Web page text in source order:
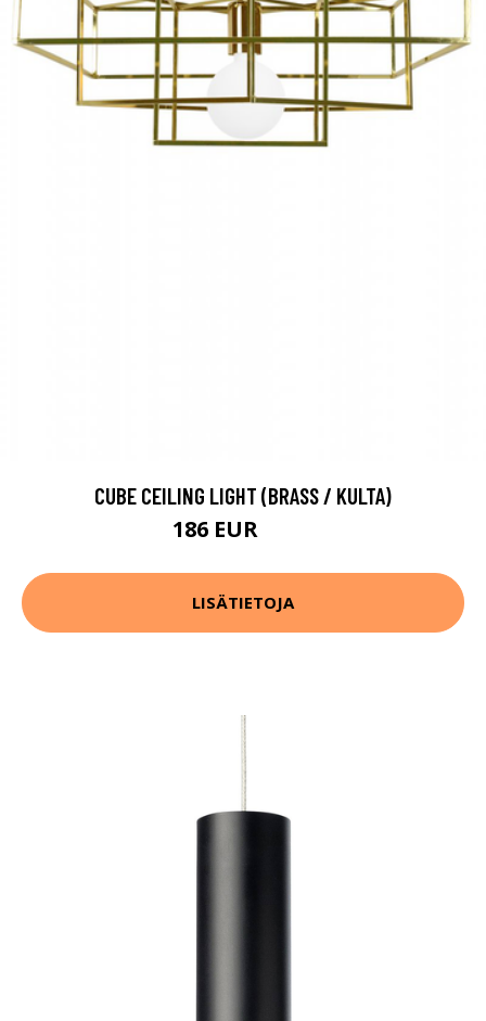
CUBE CEILING LIGHT (BRASS / KULTA)
186 EUR
LISÄTIETOJA